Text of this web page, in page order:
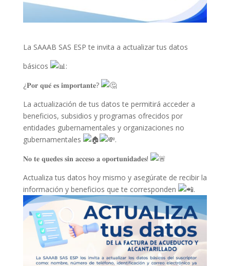
La SAAAB SAS ESP te invita a actualizar tus datos
básicos
:
¿𝐏𝐨𝐫 𝐪𝐮𝐞́ 𝐞𝐬 𝐢𝐦𝐩𝐨𝐫𝐭𝐚𝐧𝐭𝐞?
La actualización de tus datos te permitirá acceder a
beneficios, subsidios y programas ofrecidos por
entidades gubernamentales y organizaciones no
gubernamentales
.
𝐍𝐨 𝐭𝐞 𝐪𝐮𝐞𝐝𝐞𝐬 𝐬𝐢𝐧 𝐚𝐜𝐜𝐞𝐬𝐨 𝐚 𝐨𝐩𝐨𝐫𝐭𝐮𝐧𝐢𝐝𝐚𝐝𝐞𝐬!
Actualiza tus datos hoy mismo y asegúrate de recibir la
información y beneficios que te corresponden
.